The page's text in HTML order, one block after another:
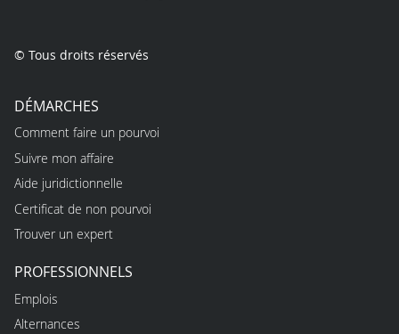
© Tous droits réservés
DÉMARCHES
Comment faire un pourvoi
Suivre mon affaire
Aide juridictionnelle
Certificat de non pourvoi
Trouver un expert
PROFESSIONNELS
Emplois
Alternances